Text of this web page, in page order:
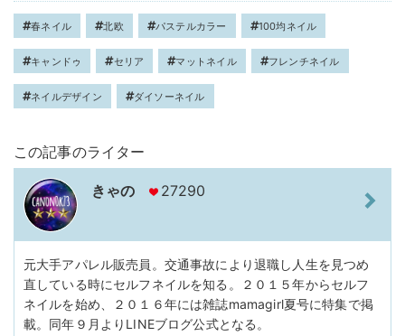
春ネイル 北欧 パステルカラー 100均ネイル
キャンドゥ セリア マットネイル フレンチネイル
ネイルデザイン ダイソーネイル
この記事のライター
きゃの 27290
元大手アパレル販売員。交通事故により退職し人生を見つめ
直している時にセルフネイルを知る。２０１５年からセルフ
ネイルを始め、２０１６年には雑誌mamagirl夏号に特集で掲
載。同年９月よりLINEブログ公式となる。